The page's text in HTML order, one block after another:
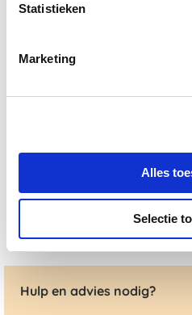
Statistieken
Marketing
Alles
Selectie
€
Hulp en advies nodig?